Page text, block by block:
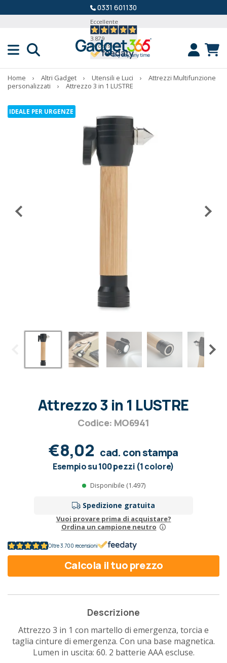
0331 601130
Eccellente
3.879
Recensioni
Home › Altri Gadget › Utensili e Luci ›
Attrezzi Multifunzione
personalizzati
› Attrezzo 3 in 1 LUSTRE
IDEALE PER URGENZE
Attrezzo 3 in 1 LUSTRE
Codice: MO6941
€8,02 cad. con stampa
Esempio su 100 pezzi (1 colore)
Disponibile (1.497)
Spedizione gratuita
Vuoi provare prima di acquistare?
Ordina un campione neutro
Oltre 3.700 recensioni
Calcola il tuo prezzo
Descrizione
Attrezzo 3 in 1 con martello di emergenza, torcia e
taglia cinture di emergenza. Con una base magnetica.
Lumen in uscita: 60. 2 batterie AAA escluse.